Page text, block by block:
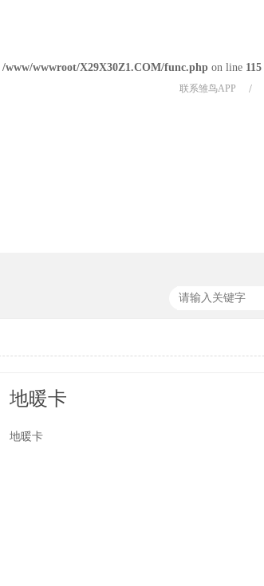
/www/wwwroot/X29X30Z1.COM/func.php on line 115
联系雏鸟APP /
地暖卡
地暖卡